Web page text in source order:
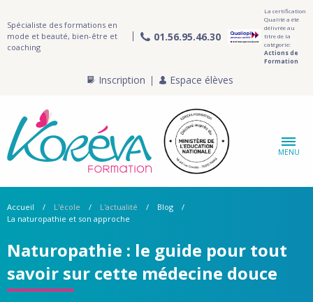
Spécialiste des formations en
mode et beauté, bien-être et
coaching
01.56.95.46.30
La certification
Qualité a été
délivrée au
titre de la
catégorie:
Actions de
Formation
Inscription Espace élèves
MENU
Accueil L'école L'actualité
Blog
La naturopathie et son approche
Naturopathie : le guide pour tout
savoir sur cette médecine douce